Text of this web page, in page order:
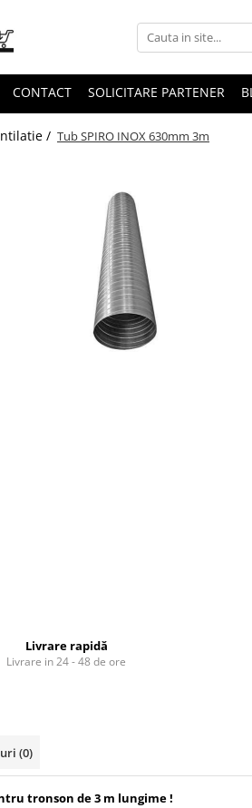
CONTACT SOLICITARE PARTENER
/ Tub SPIRO INOX 630mm 3m
Livrare rapidă
Livrare in 24 - 48 de ore
(0)
tronson de 3 m lungime !